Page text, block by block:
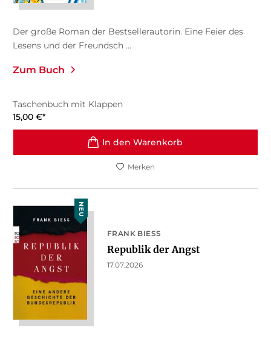
Der große Roman der Bestsellerautorin. Eine Feier des
Lesens und der Freundsch ...
Zum Buch
Taschenbuch mit Klappen
15,00 €*
In den Warenkorb
Merken
NEU
FRANK BIESS
Republik der Angst
17.07.2026